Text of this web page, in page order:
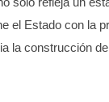
el Estado con la
la construcción